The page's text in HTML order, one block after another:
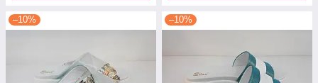
–10% –10%